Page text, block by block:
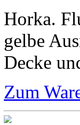
Horka.
gelbe
Decke
Zum